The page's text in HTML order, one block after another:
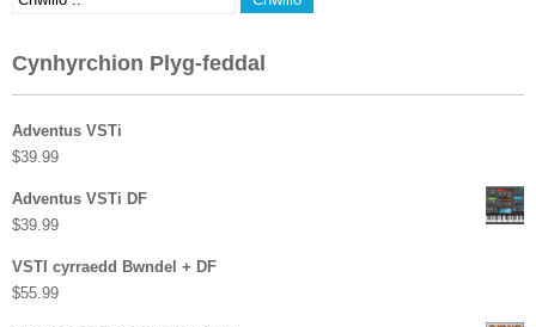
Cynhyrchion Plyg-feddal
Adventus VSTi
$39.99
Adventus VSTi DF
$39.99
VSTI cyrraedd Bwndel + DF
$55.99